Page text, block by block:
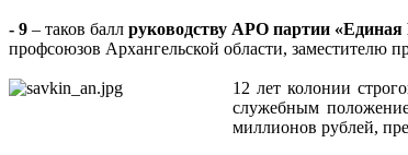
- 9 – таков балл руководству АРО партии «Единая
профсоюзов Архангельской области, заместителю
12 лет колонии
служебным
миллионов рублей,